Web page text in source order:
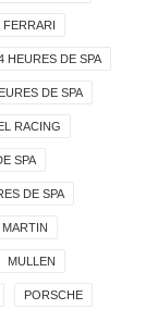
FERRARI
HEURES DE SPA
DE SPA
RACING
SPA
DE SPA
MARTIN
MULLEN
PORSCHE